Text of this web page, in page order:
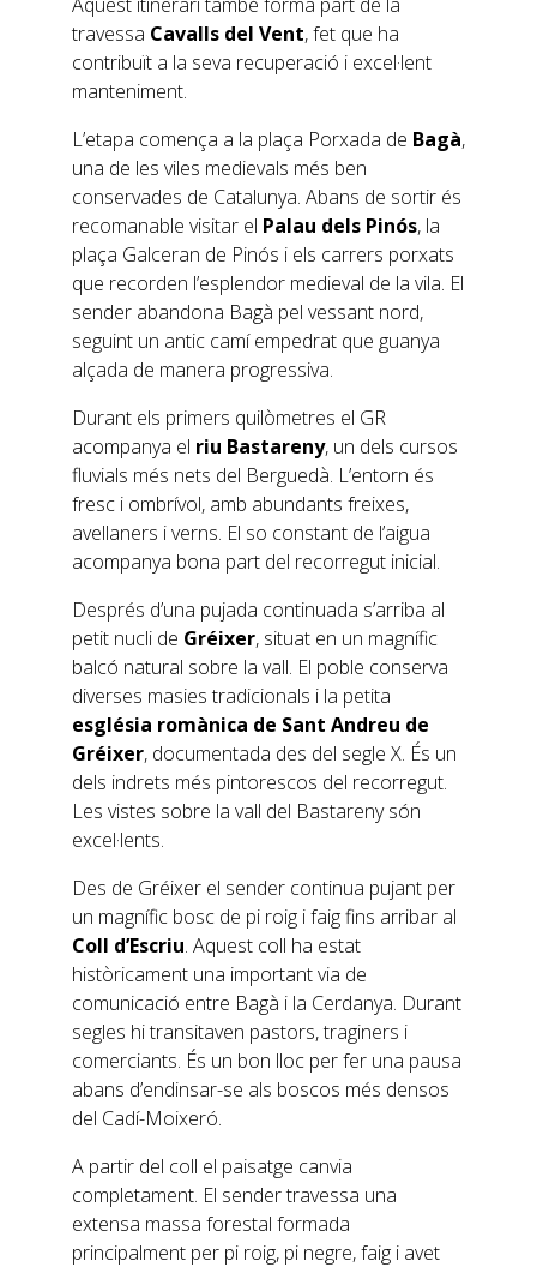
travessa Cavalls del Vent, fet que ha
contribuït a la seva recuperació i excel·lent
manteniment.
L’etapa comença a la plaça Porxada de Bagà,
una de les viles medievals més ben
conservades de Catalunya. Abans de sortir és
recomanable visitar el Palau dels Pinós, la
plaça Galceran de Pinós i els carrers porxats
que recorden l’esplendor medieval de la vila. El
sender abandona Bagà pel vessant nord,
seguint un antic camí empedrat que guanya
alçada de manera progressiva.
Durant els primers quilòmetres el GR
acompanya el riu Bastareny, un dels cursos
fluvials més nets del Berguedà. L’entorn és
fresc i ombrívol, amb abundants freixes,
avellaners i verns. El so constant de l’aigua
acompanya bona part del recorregut inicial.
Després d’una pujada continuada s’arriba al
petit nucli de Gréixer, situat en un magnífic
balcó natural sobre la vall. El poble conserva
diverses masies tradicionals i la petita
església romànica de Sant Andreu de
Gréixer, documentada des del segle X. És un
dels indrets més pintorescos del recorregut.
Les vistes sobre la vall del Bastareny són
excel·lents.
Des de Gréixer el sender continua pujant per
un magnífic bosc de pi roig i faig fins arribar al
Coll d’Escriu. Aquest coll ha estat
històricament una important via de
comunicació entre Bagà i la Cerdanya. Durant
segles hi transitaven pastors, traginers i
comerciants. És un bon lloc per fer una pausa
abans d’endinsar-se als boscos més densos
del Cadí-Moixeró.
A partir del coll el paisatge canvia
completament. El sender travessa una
extensa massa forestal formada
principalment per pi roig, pi negre, faig i avet